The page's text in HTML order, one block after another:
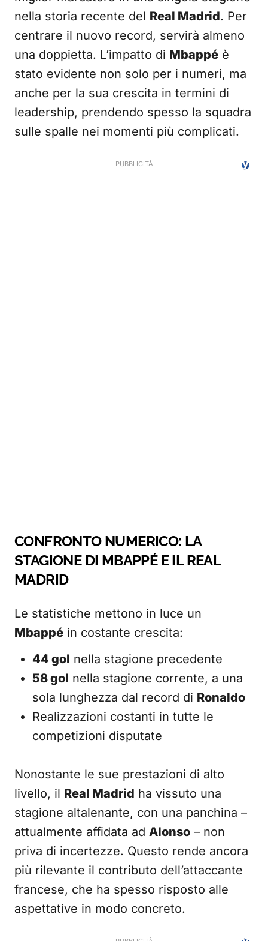
nella storia recente del Real Madrid. Per
centrare il nuovo record, servirà almeno
una doppietta. L’impatto di Mbappé è
stato evidente non solo per i numeri, ma
anche per la sua crescita in termini di
leadership, prendendo spesso la squadra
sulle spalle nei momenti più complicati.
CONFRONTO NUMERICO: LA
STAGIONE DI MBAPPÉ E IL REAL
MADRID
Le statistiche mettono in luce un
Mbappé in costante crescita:
44 gol nella stagione precedente
58 gol nella stagione corrente, a una
sola lunghezza dal record di Ronaldo
Realizzazioni costanti in tutte le
competizioni disputate
Nonostante le sue prestazioni di alto
livello, il Real Madrid ha vissuto una
stagione altalenante, con una panchina –
attualmente affidata ad Alonso – non
priva di incertezze. Questo rende ancora
più rilevante il contributo dell’attaccante
francese, che ha spesso risposto alle
aspettative in modo concreto.